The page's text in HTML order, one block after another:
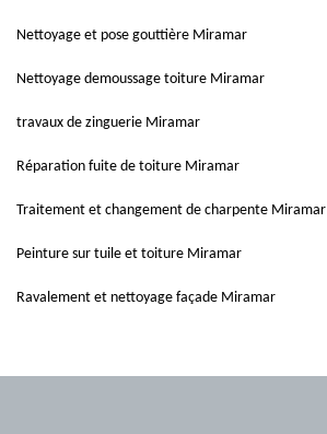
Nettoyage et pose gouttière Miramar
Nettoyage demoussage toiture Miramar
travaux de zinguerie Miramar
Réparation fuite de toiture Miramar
Traitement et changement de charpente Miramar
Peinture sur tuile et toiture Miramar
Ravalement et nettoyage façade Miramar